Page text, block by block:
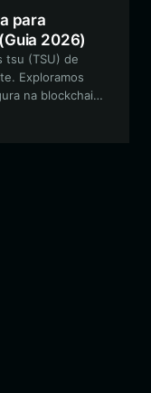
para
2026)
tsu (TSU) de
Exploramos
na blockchain
acesso